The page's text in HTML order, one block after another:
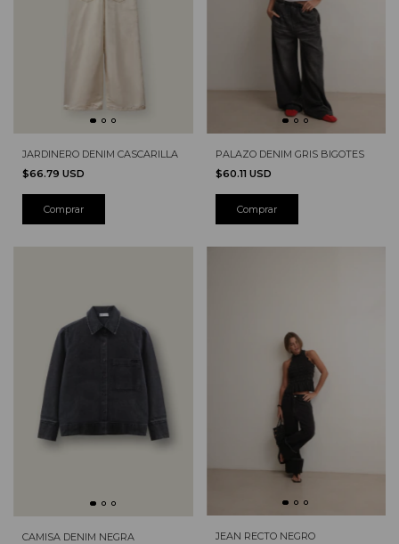
JARDINERO DENIM CASCARILLA
$66.79 USD
Comprar
PALAZO DENIM GRIS BIGOTES
$60.11 USD
Comprar
CAMISA DENIM NEGRA
JEAN RECTO NEGRO